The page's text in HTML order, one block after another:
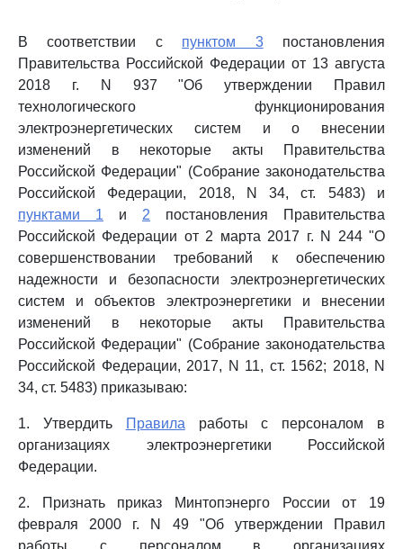
В соответствии с пунктом 3постановления
Правительства Российской Федерации от 13 августа
2018 г. N 937 "Об утверждении Правил
технологического функционирования
электроэнергетических систем и о внесении
изменений в некоторые акты Правительства
Российской Федерации" (Собрание законодательства
Российской Федерации, 2018, N 34, ст. 5483) и
пунктами 1 и 2 постановления Правительства
Российской Федерации от 2 марта 2017 г. N 244 "О
совершенствовании требований к обеспечению
надежности и безопасности электроэнергетических
систем и объектов электроэнергетики и внесении
изменений в некоторые акты Правительства
Российской Федерации" (Собрание законодательства
Российской Федерации, 2017, N 11, ст. 1562; 2018, N
34, ст. 5483) приказываю:
1. Утвердить Правила работы с персоналом в
организациях электроэнергетики Российской
Федерации.
2. Признать приказ Минтопэнерго России от 19
февраля 2000 г. N 49 "Об утверждении Правил
работы с персоналом в организациях